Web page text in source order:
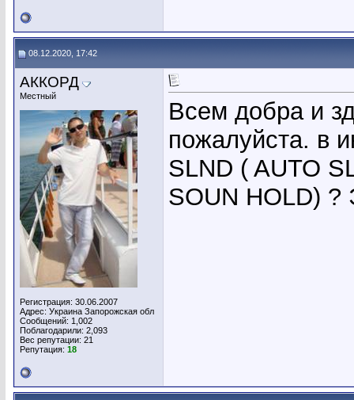
08.12.2020, 17:42
АККОРД
Местный
Регистрация: 30.06.2007
Адрес: Украина Запорожская обл
Сообщений: 1,002
Поблагодарили: 2,093
Вес репутации: 21
Репутация: 18
Всем добра и
пожалуйста. в
SLND ( AUTO
SOUN HOLD) ?